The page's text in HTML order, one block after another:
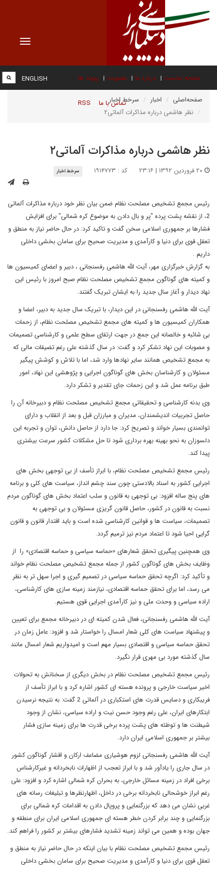
Toggle
صفحه نخست درباره ما عضویت پیوند ها
تماس با ما RSS
ENGLISH
صفحه‌اصلی اخبار
سرخط اخبار
نظر هاشمی درباره مذاکرات آلماتی۲
نظر هاشمی درباره مذاکرات آلماتی۲
کد : ۱۹۱۴۷۷۳ سرخط اخبار
رئیس مجمع تشخیص مصلحت نظام ضمن بیان نظر خود درباره مذاکرات آلماتی
2، از نقشه پشت پرده "پر و بال دادن به موضوع کره شمالی" برای افزایش
فشارها بر جمهوری اسلامی سخن گفت و تاکید کرد: در حال حاضر نیاز به منطق و
تعقل قوی برای دنیا و کارآمدی و مدیریت صحیح برای سامان بخشی داخلی
داریم .
به گزارش خبرگزاری مهر، آیت الله هاشمی رفسنجانی ، دبیر و اعضای کمیسیون ها
و کمیته های گوناگون مجمع تشخیص مصلحت نظام صبح امروز با رئیس این
نهاد دیدار و آغاز سال جدید را به ایشان تبریک گفتند.
آیت الله هاشمی رفسنجانی در این دیدار، با تبریک سال جدید به دبیر، اعضا و
همکاران کمیسیون ها و کمیته های مجمع تشخیص مصلحت نظام، از زحمات
بی شائبه و خالصانه این جمع در جهت ارتقای سطح علمی و کارشناسی تصمیمات
و مصوبات این نهاد تشکر کرد و گفت: در سال گذشته علی رغم تضیقات مالی که
به مجمع تشخیص همانند سایر نهادها وارد شد، اما با تلاش و کوشش پیگیر
مسئولان و کارشناسان بخش های گوناگون اجرایی و پژوهشی این نهاد، امور
طبق برنامه عمل شد و این زحمات جای تقدیر و تشکر دارد.
وی بدنه کارشناسی و تحقیقاتی مجمع تشخیص مصلحت نظام و دبیرخانه آن را
حاصل تجربیات اندیشمندان، مدیران و مبارزان قبل و بعد از انقلاب و دارای
توانمندی بسیار خواند و تصریح کرد: جا دارد از حاصل دانش، توان و تجربه این
دلسوزان به نحو بهینه بهره برداری شود تا حل مشکلات کشور سرعت بیشتری
پیدا کند.
رئیس مجمع تشخیص مصلحت نظام، با ابراز تأسف از بی توجهی بخش های
اجرایی کشور به اسناد بالادستی چون سند چشم انداز، سیاست های کلی و برنامه
های پنج ساله افزود: بی توجهی به قانون و سلب اعتماد بخش های گوناگون مردم
نسبت به قانون در کشور، حاصل قانون گریزی مسئولان و بی توجهی به
تصمیمات، سیاست ها و قوانین کارشناسی شده است و باید اقتدار قانون و قانون
گرایی احیا شود تا اعتماد مردم نیز ترمیم گردد.
وی همچنین پیگیری تحقق شعارهای «حماسه سیاسی و حماسه اقتصادی» را از
وظایف بخش های گوناگون کشور از جمله مجمع تشخیص مصلحت نظام خواند
و تأکید کرد: اگرچه تحقق حماسه سیاسی در تصمیم گیری و اجرا سهل تر به نظر
می رسد، اما برای تحقق حماسه اقتصادی، نیازمند زمینه سازی های کارشناسی،
اراده سیاسی و وحدت ملی و نیز کارآمدی اجرایی قوی هستیم.
آیت الله هاشمی رفسنجانی، فعال شدن کمیته ای در دبیرخانه مجمع برای تعیین
و پیشنهاد سیاست های کلی شعار امسال را خواستار شد و افزود: عامل زمان در
تحقق حماسه سیاسی و اقتصادی بسیار مهم است و امیدواریم شعار امسال مانند
سال گذشته مورد بی مهری قرار نگیرد.
رئیس مجمع تشخیص مصلحت نظام در بخش دیگری از سخنانش به تحولات
اخیر سیاست خارجی و پرونده هسته ای کشور اشاره کرد و با ابراز تأسف از
فریبکاری و دسایس قدرت های استکباری در آلماتی 2 گفت: به نتیجه نرسیدن
ابتکارهای ایران، علی رغم وجود حسن نیت و اراده سیاسی، نشان از وجود
شیطنت ها و توطئه های پشت پرده برخی قدرت ها برای زمینه سازی فشار
بیشتر بر جمهوری اسلامی ایران دارد.
آیت الله هاشمی رفسنجانی لزوم هوشیاری مضاعف ارکان و اقشار گوناگون کشور
در سال جاری را یادآور شد و با ابراز تعجب از اظهارات نابخردانه و غیرکارشناس
برخی افراد در زمینه مسائل خارجی، به بحران کره شمالی اشاره کرد و افزود: علی
رغم ابراز خوشحالی نابخردانه برخی در داخل، اظهارنظرها و تبلیغات رسانه های
غربی نشان می دهد که بزرگنمایی و پروپال دادن به اقدامات کره شمالی برای
بزرگنمایی و چند برابر کردن خطر هسته ای جمهوری اسلامی ایران برای منطقه و
جهان بوده و همین می تواند زمینه تشدید فشارهای بیشتر بر کشور را فراهم کند.
رئیس مجمع تشخیص مصلحت نظام با بیان اینکه در حال حاضر نیاز به منطق و
تعقل قوی برای دنیا و کارآمدی و مدیریت صحیح برای سامان بخشی داخلی